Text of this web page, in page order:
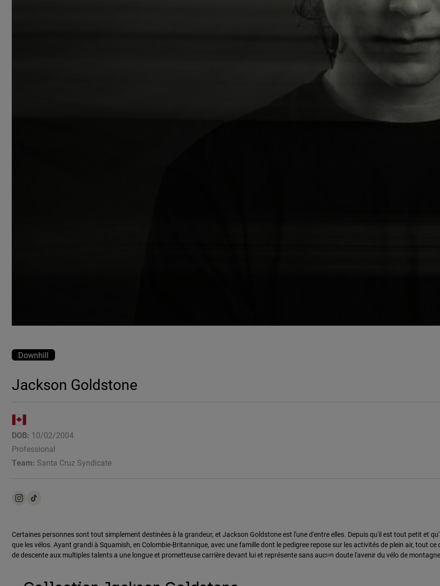
Downhill
Jackson Goldstone
DOB: 10/02/2004
Professional
Team: Santa Cruz Syndicate
Certaines personnes sont tout simplement destinées à la grandeur, et Jackson Goldstone est l'une d'entre elles. Depuis qu'il est tout petit et
que les vélos. Ayant grandi à Squamish, en Colombie-Britannique, avec une famille dont le pedigree repose sur les activités de plein air, tout
de descente aux multiples talents a une longue et prometteuse carrière devant lui et représente sans aucun doute l'avenir du vélo de